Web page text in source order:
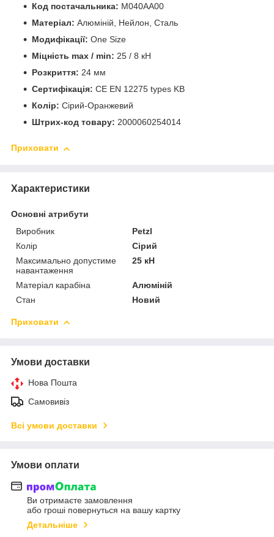
Код постачальника: M040AA00
Матеріал: Алюміній, Нейлон, Сталь
Модифікації: One Size
Міцність max / min: 25 / 8 кН
Розкриття: 24 мм
Сертифікація: CE EN 12275 types KB
Колір: Сірий-Оранжевий
Штрих-код товару: 2000060254014
Приховати
Характеристики
Основні атрибути
Виробник
Petzl
Колір
Сірий
Максимально допустиме
навантаження
25 кН
Матеріал карабіна
Алюміній
Стан
Новий
Приховати
Умови доставки
Нова Пошта
Самовивіз
Всі умови доставки
Умови оплати
Ви отримаєте замовлення
або гроші повернуться на вашу картку
Детальніше